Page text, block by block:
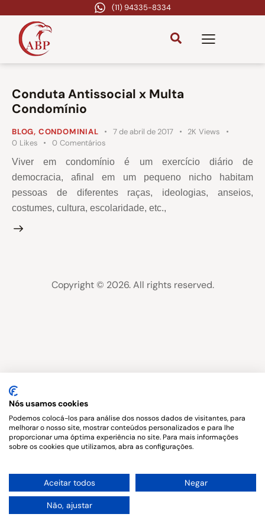
(11) 94335-8334
Conduta Antissocial x Multa
Condomínio
BLOG, CONDOMINIAL 7 de abril de 2017 2K Views
0 Likes 0 Comentários
Viver em condomínio é um exercício diário de
democracia, afinal em um pequeno nicho habitam
pessoas de diferentes raças, ideologias, anseios,
costumes, cultura, escolaridade, etc.,
Copyright © 2026. All rights reserved.
Nós usamos cookies
Podemos colocá-los para análise dos nossos dados de visitantes, para
melhorar o nosso site, mostrar conteúdos personalizados e para lhe
proporcionar uma óptima experiência no site. Para mais informações
sobre os cookies que utilizamos, abra as configurações.
Aceitar todos Negar
Não, ajustar